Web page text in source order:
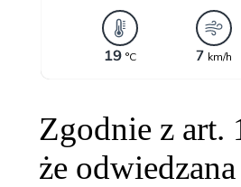
Zgodnie z art.
że